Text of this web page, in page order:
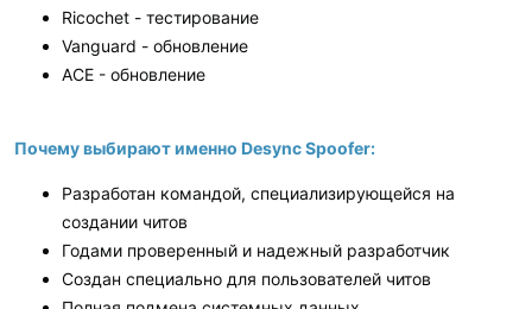
Ricochet - тестирование
Vanguard - обновление
ACE - обновление
Почему выбирают именно Desync Spoofer:
Разработан командой, специализирующейся на
создании читов
Годами проверенный и надежный разработчик
Создан специально для пользователей читов